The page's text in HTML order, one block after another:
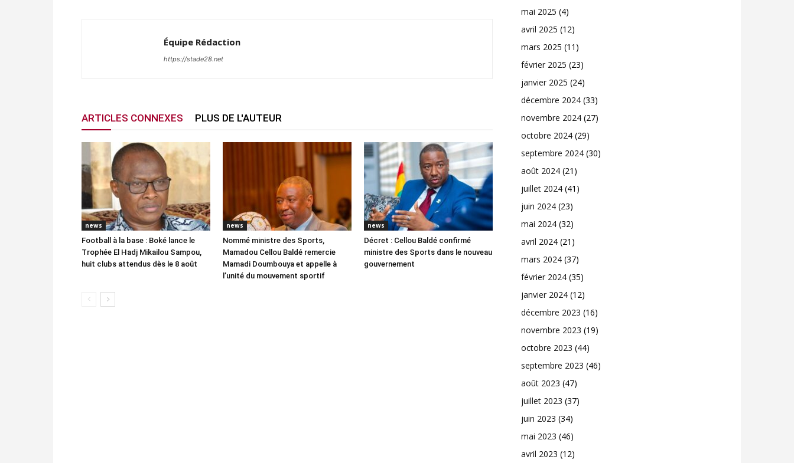
Équipe Rédaction
https://stade28.net
ARTICLES CONNEXES PLUS DE L'AUTEUR
news
Football à la base : Boké lance le
Trophée El Hadj Mikailou Sampou,
huit clubs attendus dès le 8 août
news
Nommé ministre des Sports,
Mamadou Cellou Baldé remercie
Mamadi Doumbouya et appelle à
l’unité du mouvement sportif
news
Décret : Cellou Baldé confirmé
ministre des Sports dans le nouveau
gouvernement
mai 2025 (4)
avril 2025 (12)
mars 2025 (11)
février 2025 (23)
janvier 2025 (24)
décembre 2024 (33)
novembre 2024 (27)
octobre 2024 (29)
septembre 2024 (30)
août 2024 (21)
juillet 2024 (41)
juin 2024 (23)
mai 2024 (32)
avril 2024 (21)
mars 2024 (37)
février 2024 (35)
janvier 2024 (12)
décembre 2023 (16)
novembre 2023 (19)
octobre 2023 (44)
septembre 2023 (46)
août 2023 (47)
juillet 2023 (37)
juin 2023 (34)
mai 2023 (46)
avril 2023 (12)